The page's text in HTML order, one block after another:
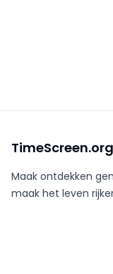
TimeScreen.org
Maak ontdekken
maak het leven